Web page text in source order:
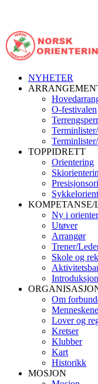
NYHETER
O-festivalen
TOPPIDRETT
Orientering
Ny i
Utøver
Arrangør
Trener/
Skole og
Om
Menneskene
Lover og
Kretser
Klubber
Kart
Historikk
MOSJON